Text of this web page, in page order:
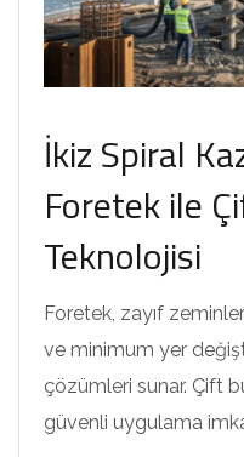
İkiz Spiral
Foretek ile
Teknolojisi
Foretek, zayıf
ve minimum yer
çözümleri sunar. Çift
güvenli uygulama